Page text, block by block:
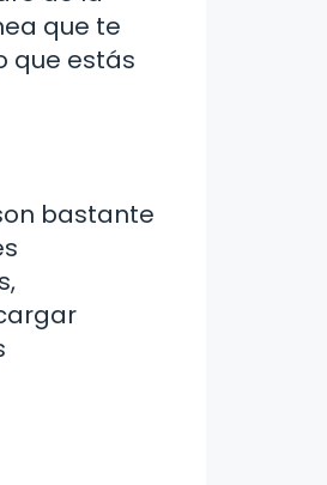
que te
que estás
bastante